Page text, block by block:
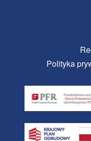
Polityka